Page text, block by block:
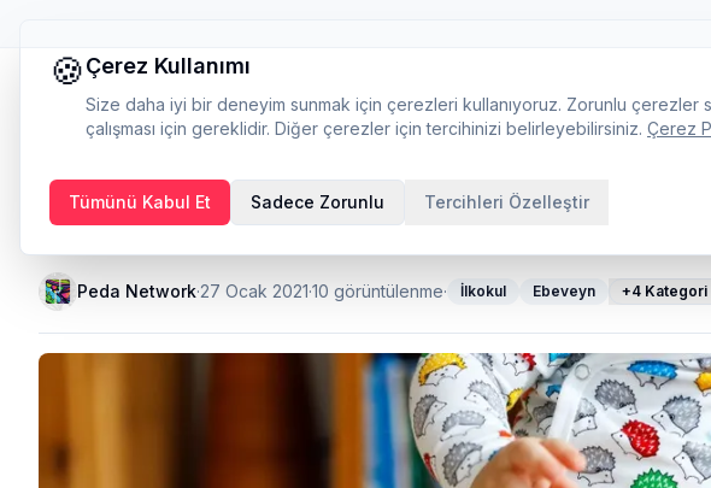
Çocuklarda tuvalet eğitimi nasıl
Peda Network·27 Ocak 2021·10 görüntülenme· İlkokul Ebeveyn +4 Kategori
🍪Çerez Kullanımı
Size daha iyi bir deneyim sunmak için çerezleri kullanıyoruz. Zorunlu çerezler
çalışması için gereklidir. Diğer çerezler için tercihinizi belirleyebilirsiniz. Çerez
Tümünü Kabul Et Sadece Zorunlu Tercihleri Özelleştir